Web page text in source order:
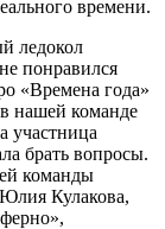
времени.
ледокол
понравился
«Времена года»
нашей команде
участница
брать вопросы.
команды
Кулакова,